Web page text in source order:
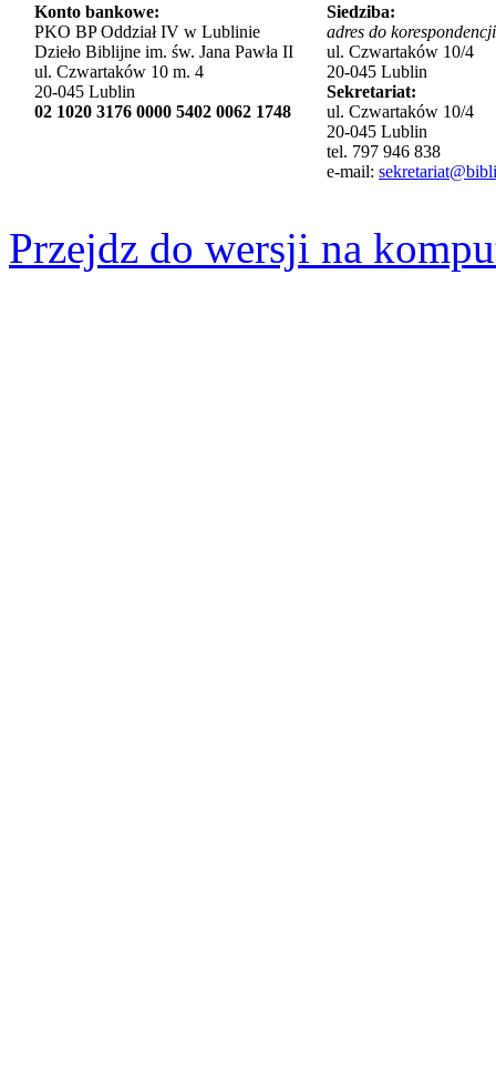
Konto bankowe:
PKO BP Oddział IV w Lublinie
Dzieło Biblijne im. św. Jana Pawła II
ul. Czwartaków 10 m. 4
20-045 Lublin
02 1020 3176 0000 5402 0062 1748
Siedziba:
adres do
ul. Czwartaków 10/4
20-045 Lublin
Sekretariat:
ul. Czwartaków 10/4
20-045 Lublin
tel. 797 946 838
e-mail:
Przejdz do wersji na